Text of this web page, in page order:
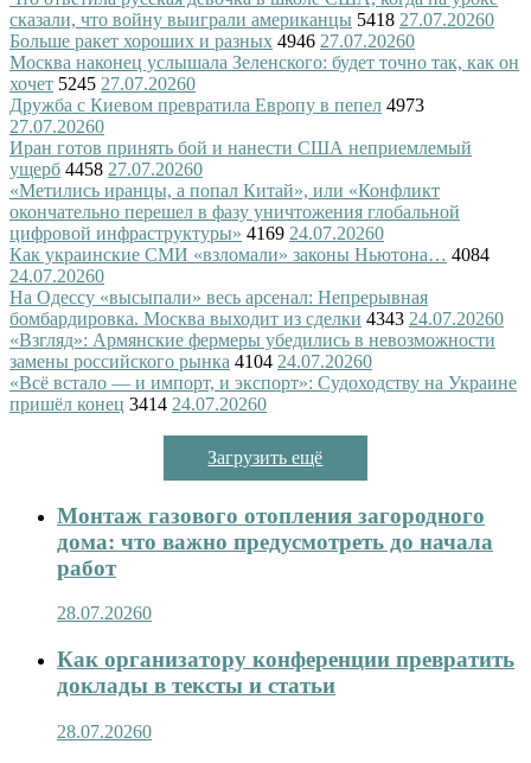
сказали, что войну выиграли американцы 5418 27.07.20260
Больше ракет хороших и разных 4946 27.07.20260
Москва наконец услышала Зеленского: будет точно так, как он
хочет 5245 27.07.20260
Дружба с Киевом превратила Европу в пепел 4973
27.07.20260
Иран готов принять бой и нанести США неприемлемый
ущерб 4458 27.07.20260
«Метились иранцы, а попал Китай», или «Конфликт
окончательно перешел в фазу уничтожения глобальной
цифровой инфраструктуры» 4169 24.07.20260
Как украинские СМИ «взломали» законы Ньютона… 4084
24.07.20260
На Одессу «высыпали» весь арсенал: Непрерывная
бомбардировка. Москва выходит из сделки 4343 24.07.20260
«Взгляд»: Армянские фермеры убедились в невозможности
замены российского рынка 4104 24.07.20260
«Всё встало — и импорт, и экспорт»: Судоходству на Украине
пришёл конец 3414 24.07.20260
Загрузить ещё
Монтаж газового отопления загородного
дома: что важно предусмотреть до начала
работ
28.07.20260
Как организатору конференции превратить
доклады в тексты и статьи
28.07.20260